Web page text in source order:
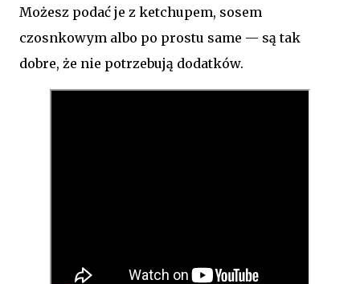
Możesz podać je z ketchupem, sosem
czosnkowym albo po prostu same — są tak
dobre, że nie potrzebują dodatków.